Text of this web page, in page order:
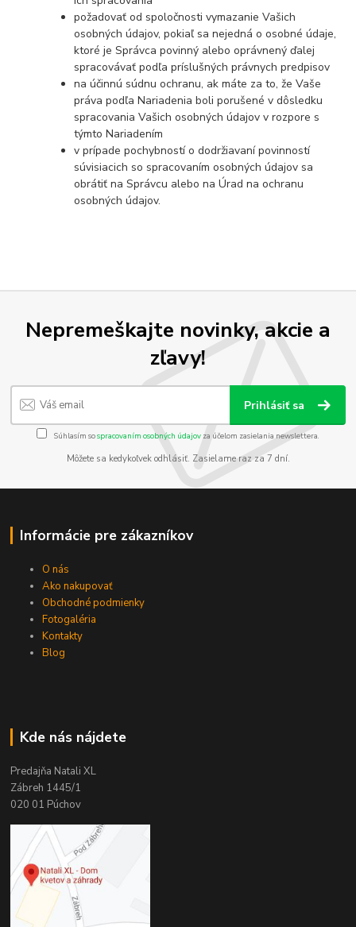
požadovať od spoločnosti vymazanie Vašich
osobných údajov, pokiaľ sa nejedná o osobné údaje,
ktoré je Správca povinný alebo oprávnený ďalej
spracovávať podľa príslušných právnych predpisov
na účinnú súdnu ochranu, ak máte za to, že Vaše
práva podľa Nariadenia boli porušené v dôsledku
spracovania Vašich osobných údajov v rozpore s
týmto Nariadením
v prípade pochybností o dodržiavaní povinností
súvisiacich so spracovaním osobných údajov sa
obrátiť na Správcu alebo na Úrad na ochranu
osobných údajov.
Nepremeškajte novinky, akcie a
zľavy!
Prihlásiť sa
Súhlasím sospracovaním osobných údajov za účelom zasielania newslettera.
Môžete sa kedykoľvek odhlásiť. Zasielame raz za 7 dní.
Informácie pre zákazníkov
O nás
Ako nakupovať
Obchodné podmienky
Fotogaléria
Kontakty
Blog
Kde nás nájdete
Predajňa Natali XL
Zábreh 1445/1
020 01 Púchov